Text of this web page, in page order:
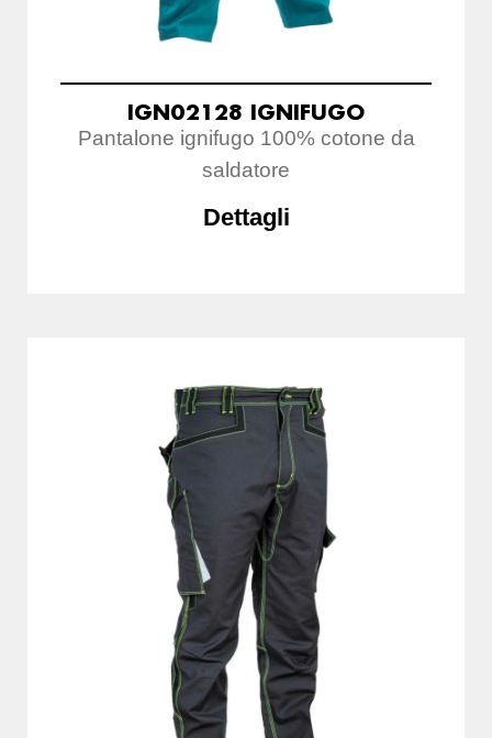
IGN02128 IGNIFUGO
Pantalone ignifugo 100% cotone da
saldatore
Dettagli